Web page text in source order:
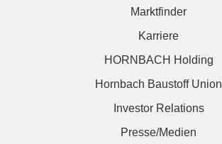
Marktfinder
Karriere
HORNBACH Holding
Hornbach Baustoff Union
Investor Relations
Presse/Medien